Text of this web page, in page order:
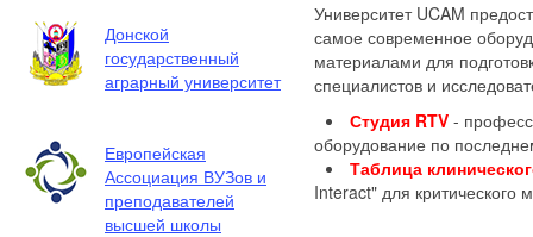
Донской
государственный
аграрный университет
Европейская
Ассоциация ВУЗов и
преподавателей
высшей школы
Университет UCAM
самое современное
материалами для
специалистов и
Студия RTV -
оборудование по
Таблица
Interact" для